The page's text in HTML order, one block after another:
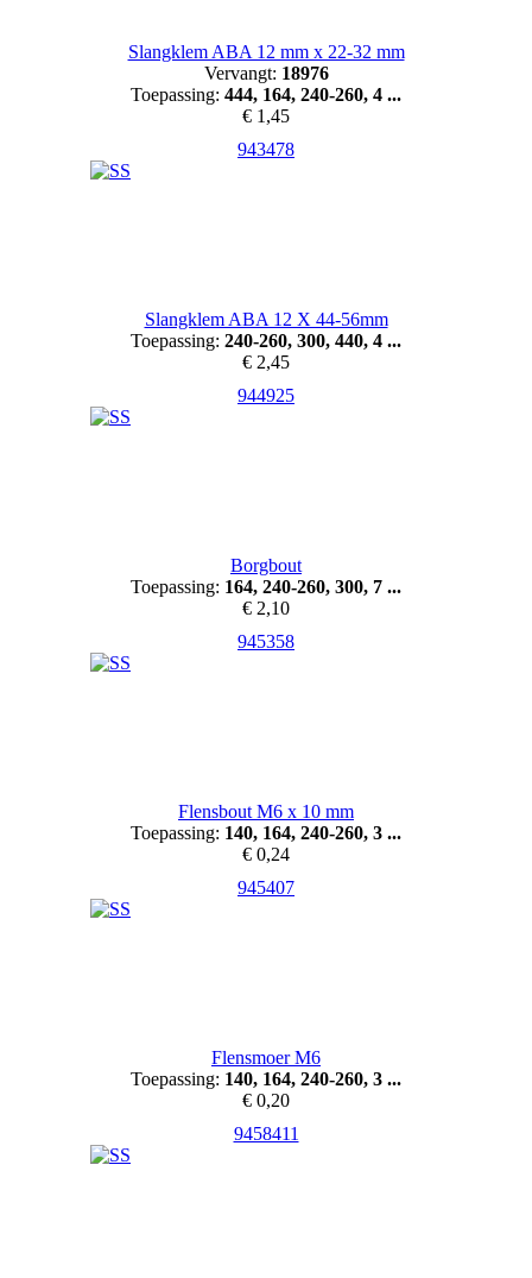
Slangklem ABA 12 mm x 22-32 mm
Vervangt: 18976
Toepassing: 444, 164, 240-260, 4 ...
€ 1,45
943478
Slangklem ABA 12 X 44-56mm
Toepassing: 240-260, 300, 440, 4 ...
€ 2,45
944925
Borgbout
Toepassing: 164, 240-260, 300, 7 ...
€ 2,10
945358
Flensbout M6 x 10 mm
Toepassing: 140, 164, 240-260, 3 ...
€ 0,24
945407
Flensmoer M6
Toepassing: 140, 164, 240-260, 3 ...
€ 0,20
9458411